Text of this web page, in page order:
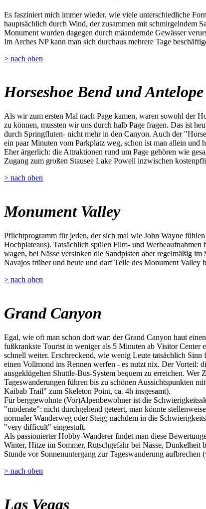
Es fasziniert mich immer wieder, wie viele unterschiedliche
hauptsächlich durch Wind, der zusammen mit schmirgelndem
Monument wurden dagegen durch mäandernde Gewässer
Im Arches NP kann man sich durchaus mehrere Tage
> nach oben
Horseshoe Bend und
Als wir zum ersten Mal nach Page kamen, waren sowohl der
zu können, mussten wir uns durch halb Page fragen. Das ist
durch Springfluten- nicht mehr in den Canyon. Auch der
ein paar Minuten vom Parkplatz weg, schon ist man allein und
Eher ärgerlich: die Attraktionen rund um Page gehören wie
Zugang zum großen Stausee Lake Powell inzwischen
> nach oben
Monument Valley
Pflichtprogramm für jeden, der sich mal wie John Wayne
Hochplateaus). Tatsächlich spülen Film- und
wagen, bei Nässe versinken die Sandpisten aber regelmäßig
Navajos früher und heute und darf Teile des Monument Valley
> nach oben
Grand Canyon
Egal, wie oft man schon dort war: der Grand Canyon haut
fußkrankste Tourist in weniger als 5 Minuten ab Visitor Center
schnell weiter. Erschreckend, wie wenig Leute tatsächlich
einen Vollmond ins Rennen werfen - es nutzt nix. Der Vorteil:
ausgeklügelten Shuttle-Bus-System bequem zu erreichen.
Tageswanderungen führen bis zu schönen Aussichtspunkten
Kaibab Trail" zum Skeleton Point, ca. 4h insgesamt).
Für berggewohnte (Vor)Alpenbewohner ist die
"moderate": nicht durchgehend geteert, man könnte
normaler Wanderweg oder Steig; nachdem in die
"very difficult" eingestuft.
Als passionierter Hobby-Wanderer findet man diese
Winter, Hitze im Sommer, Rutschgefahr bei Nässe,
Stunde vor Sonnenuntergang zur Tageswanderung
> nach oben
Las Vegas